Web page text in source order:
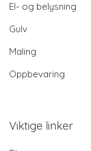
El- og belysning
Gulv
Maling
Oppbevaring
Viktige linker